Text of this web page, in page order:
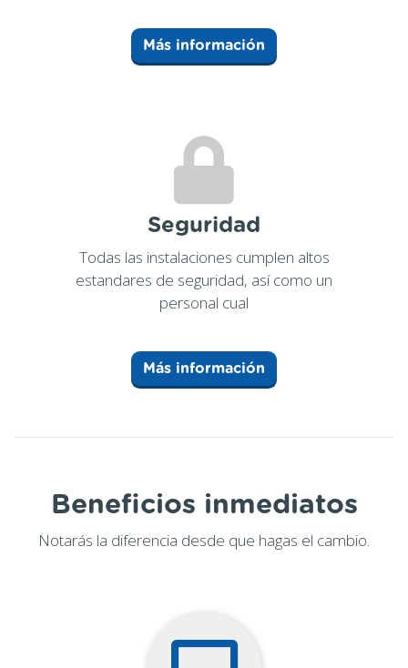
Más información
Seguridad
Todas las instalaciones cumplen altos
estandares de seguridad, así como un
personal cual
Más información
Beneficios inmediatos
Notarás la diferencia desde que hagas el cambio.